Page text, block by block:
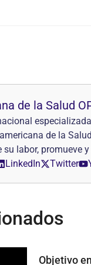
de la Salud
de la
labor, promueve
LinkedIn Twitter
Objetivo